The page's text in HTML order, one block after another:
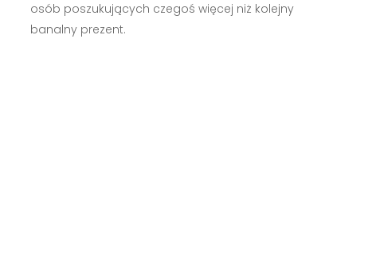
osób poszukujących czegoś więcej niż kolejny
banalny prezent.